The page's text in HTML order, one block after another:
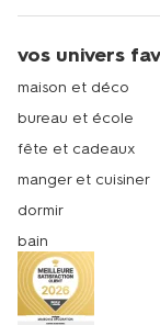
vos univers
maison et déco
bureau et école
fête et cadeaux
manger et cuisiner
dormir
bain